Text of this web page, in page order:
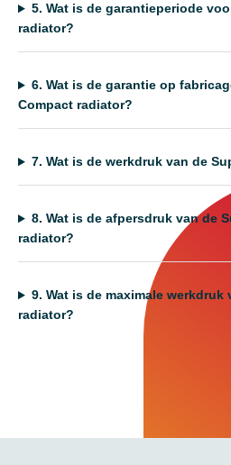
5. Wat is de garantieperiode
radiator?
6. Wat is de garantie op
Compact radiator?
7. Wat is de werkdruk van de
8. Wat is de afpersdruk van de
radiator?
9. Wat is de maximale werkdruk
radiator?